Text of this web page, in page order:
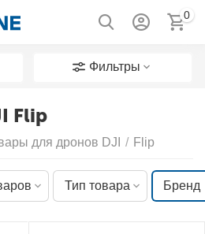
0
Фильтры
Flip
для дронов DJI / Flip
Тип товара Бренд